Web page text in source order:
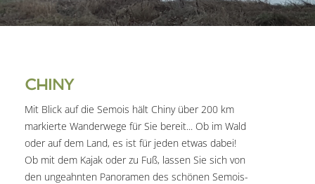
CHINY
Mit Blick auf die Semois hält Chiny über 200 km
markierte Wanderwege für Sie bereit... Ob im Wald
oder auf dem Land, es ist für jeden etwas dabei!
Ob mit dem Kajak oder zu Fuß, lassen Sie sich von
den ungeahnten Panoramen des schönen Semois-